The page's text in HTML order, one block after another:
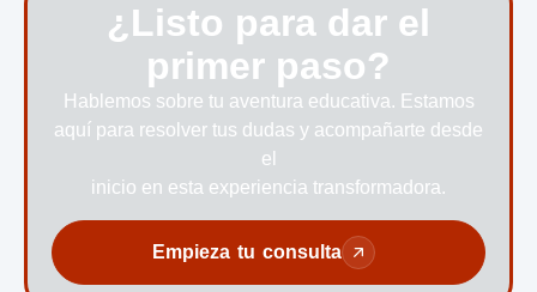
¿Listo para dar el
primer paso?
Hablemos sobre tu aventura educativa. Estamos
aquí para resolver tus dudas y acompañarte desde
el
inicio en esta experiencia transformadora.
Empieza tu consulta